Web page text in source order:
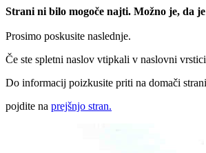
Strani ni bilo mogoče najti. Možno je, da
Prosimo poskusite naslednje.
Če ste spletni naslov vtipkali v naslovni
Do informacij poizkusite priti na domači strani
pojdite na prejšnjo stran.